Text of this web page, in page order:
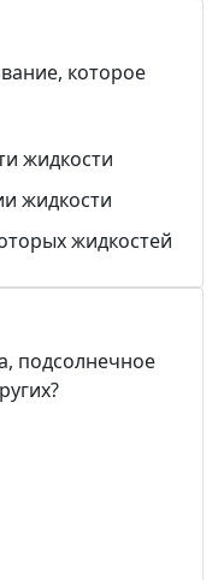
которое
жидкости
жидкости
жидкостей
подсолнечное